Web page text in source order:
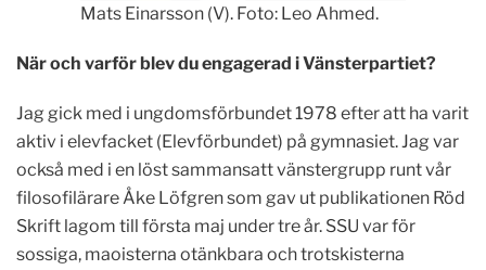
Mats Einarsson (V). Foto: Leo Ahmed.
När och varför blev du engagerad i Vänsterpartiet?
Jag gick med i ungdomsförbundet 1978 efter att ha varit
aktiv i elevfacket (Elevförbundet) på gymnasiet. Jag var
också med i en löst sammansatt vänstergrupp runt vår
filosofilärare Åke Löfgren som gav ut publikationen Röd
Skrift lagom till första maj under tre år. SSU var för
sossiga, maoisterna otänkbara och trotskisterna